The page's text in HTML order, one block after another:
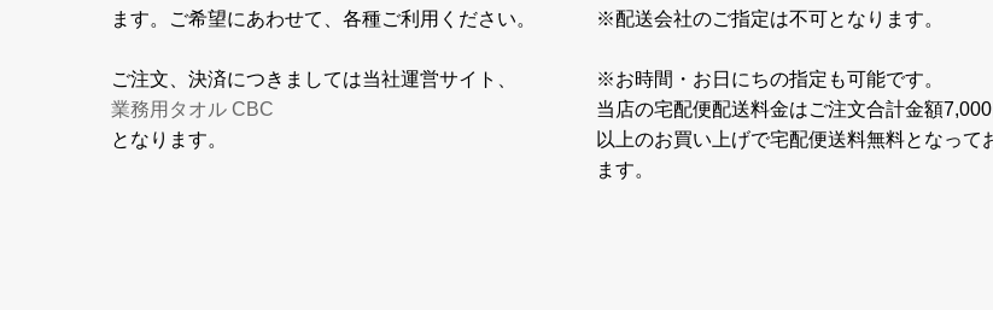
ます。ご希望にあわせて、各種ご利用ください。
ご注文、決済につきましては当社運営サイト、
業務用タオル CBC
となります。
※配送会社のご指定は不可となります。
※お時間・お日にちの指定も可能です。
当店の宅配便配送料金はご注文合計金額7,000
以上のお買い上げで宅配便送料無料となって
ます。